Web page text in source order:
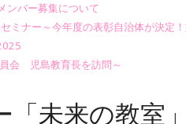
ンバー募集について
ミナー～今年度の表彰自治体が決定
会 児島教育長を訪問～
「未来の教室